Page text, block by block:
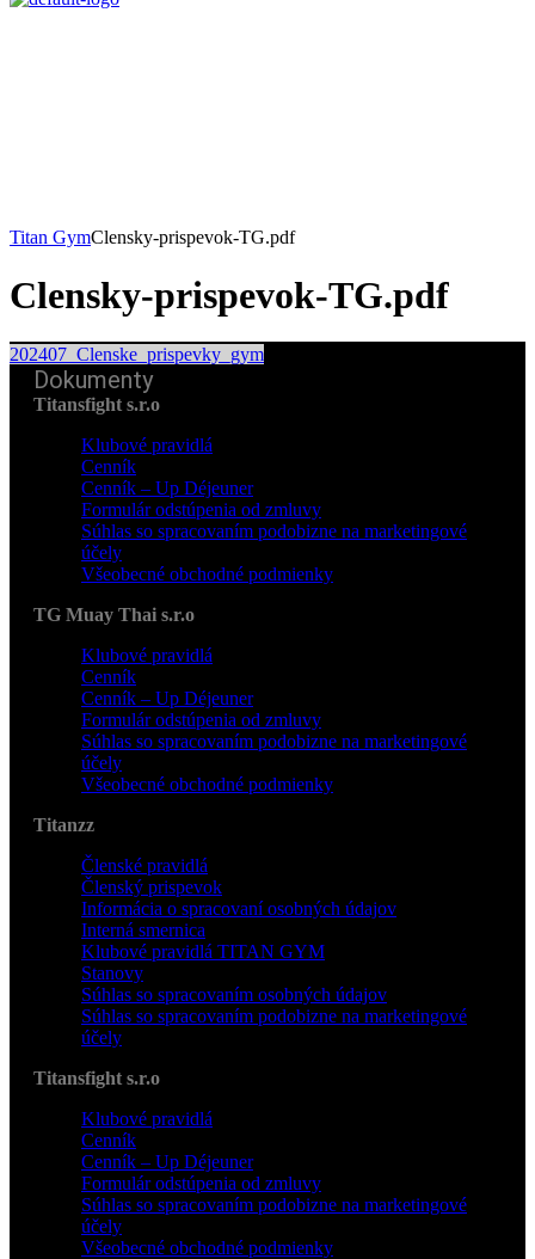
Titan GymClensky-prispevok-TG.pdf
Clensky-prispevok-TG.pdf
202407_Clenske_prispevky_gym
Dokumenty
Titansfight s.r.o
Klubové pravidlá
Cenník
Cenník – Up Déjeuner
Formulár odstúpenia od zmluvy
Súhlas so spracovaním podobizne na marketingové
účely
Všeobecné obchodné podmienky
TG Muay Thai s.r.o
Klubové pravidlá
Cenník
Cenník – Up Déjeuner
Formulár odstúpenia od zmluvy
Súhlas so spracovaním podobizne na marketingové
účely
Všeobecné obchodné podmienky
Titanzz
Členské pravidlá
Členský prispevok
Informácia o spracovaní osobných údajov
Interná smernica
Klubové pravidlá TITAN GYM
Stanovy
Súhlas so spracovaním osobných údajov
Súhlas so spracovaním podobizne na marketingové
účely
Titansfight s.r.o
Klubové pravidlá
Cenník
Cenník – Up Déjeuner
Formulár odstúpenia od zmluvy
Súhlas so spracovaním podobizne na marketingové
účely
Všeobecné obchodné podmienky